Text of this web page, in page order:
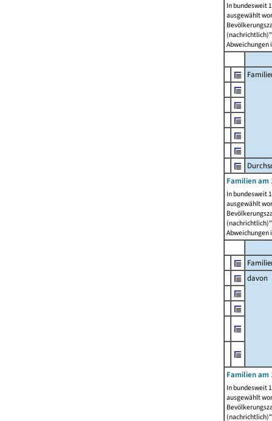
In bundesweit
ausgewählt
Abweichungen
Familien am
In bundesweit
ausgewählt
Abweichungen
davon
Familien am
In bundesweit
ausgewählt